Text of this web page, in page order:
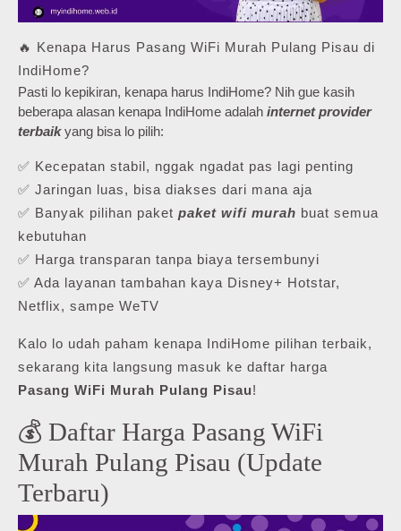
🔥 Kenapa Harus Pasang WiFi Murah Pulang Pisau di
IndiHome?
Pasti lo kepikiran, kenapa harus IndiHome? Nih gue kasih
beberapa alasan kenapa IndiHome adalah internet provider
terbaikyang bisa lo pilih:
✅ Kecepatan stabil, nggak ngadat pas lagi penting
✅ Jaringan luas, bisa diakses dari mana aja
✅ Banyak pilihan paket paket wifi murah buat semua
kebutuhan
✅ Harga transparan tanpa biaya tersembunyi
✅ Ada layanan tambahan kaya Disney+ Hotstar,
Netflix, sampe WeTV
Kalo lo udah paham kenapa IndiHome pilihan terbaik,
sekarang kita langsung masuk ke daftar harga
Pasang WiFi Murah Pulang Pisau!
💰 Daftar Harga Pasang WiFi
Murah Pulang Pisau (Update
Terbaru)